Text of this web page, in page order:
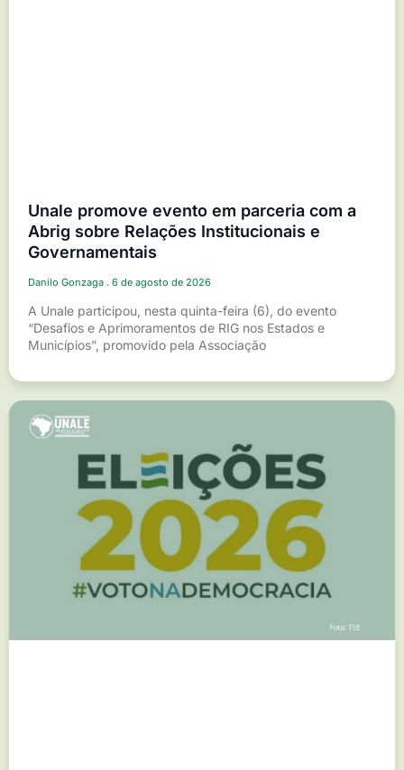
Unale promove evento em parceria com a
Abrig sobre Relações Institucionais e
Governamentais
Danilo Gonzaga 6 de agosto de 2026
A Unale participou, nesta quinta-feira (6), do evento
“Desafios e Aprimoramentos de RIG nos Estados e
Municípios”, promovido pela Associação